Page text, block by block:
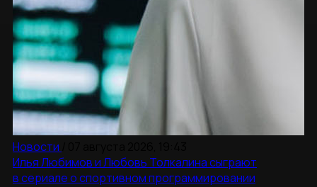
Новости
Илья Любимов и Любовь Толкалина сыграют
в сериале о спортивном программировании